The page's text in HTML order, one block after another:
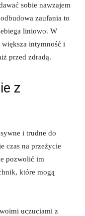
sobie nawzajem
zaufania to
liniowo. W
intymność i
przed zdradą.
z
i trudne do
czas na przeżycie
pozwolić im
które mogą
uczuciami z